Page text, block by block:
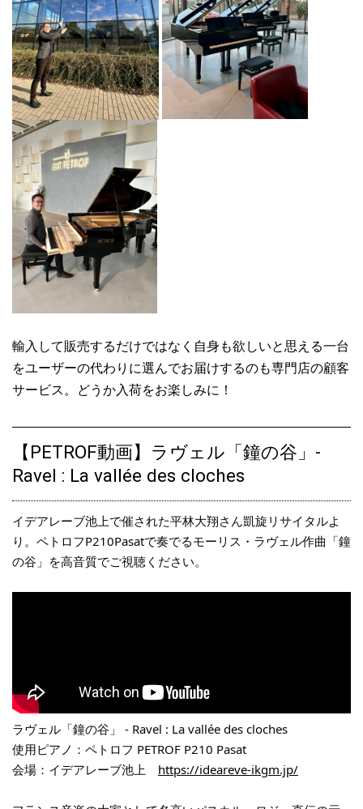
2023.06.29
ペトロフP118D1マホガニー艶出モデル、入荷しました♪
2023.06.18
ペトロフP118P1チェリー艶消モデル、ご注文をいただきました♪
2023.04.20
ペトロフP131M1マホガニー艶出モデル、入荷しました♪
2023.04.17
ペトロフP173Breeze Chippendaleマホガニー艶出モデル、ご注文
をいただきました♪
2023.02.10
ペトロフP194Storm黒色艶出モデル、入荷しました♪
2023.02.10
た♪
2023.02.10
【ご注文品】ペトロフP131M1ウォルナット艶出モデル、入荷しま
した♪
ペトロフ社CEOがピアノプレップに来訪されました♪
2023.01.14
2022.12.08
ペトロフP118C1ウォルナット艶出モデル、入荷しました♪
ペトロフピアノ【お客様の声】 更新♪
輸入して販売するだけではなく自身も欲しいと思える一台
をユーザーの代わりに選んでお届けするのも専門店の顧客
サービス。どうか入荷をお楽しみに！
【PETROF動画】ラヴェル「鐘の谷」-
Ravel : La vallée des cloches
イデアレーブ池上で催された平林大翔さん凱旋リサイタルよ
り。ペトロフP210Pasatで奏でるモーリス・ラヴェル作曲「鐘
の谷」を高音質でご視聴ください。
ラヴェル「鐘の谷」 - Ravel : La vallée des cloches
使用ピアノ：ペトロフ PETROF P210 Pasat
会場：イデアレーブ池上 https://ideareve-ikgm.jp/